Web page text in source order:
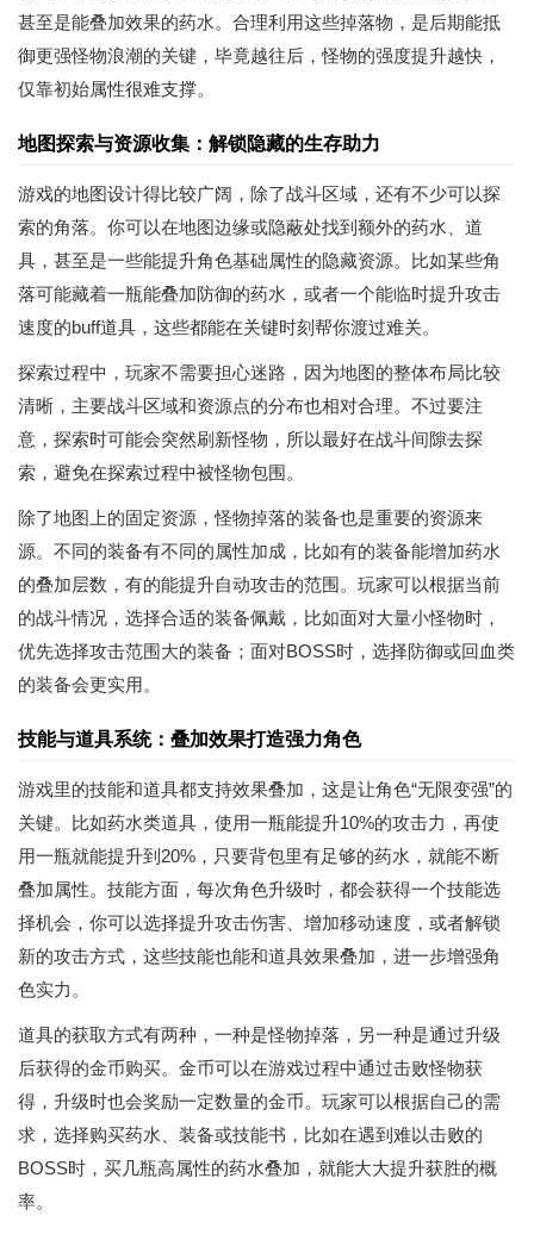
甚至是能叠加效果的药水。合理利用这些掉落物，是后期能抵
御更强怪物浪潮的关键，毕竟越往后，怪物的强度提升越快，
仅靠初始属性很难支撑。
地图探索与资源收集：解锁隐藏的生存助力
游戏的地图设计得比较广阔，除了战斗区域，还有不少可以探
索的角落。你可以在地图边缘或隐蔽处找到额外的药水、道
具，甚至是一些能提升角色基础属性的隐藏资源。比如某些角
落可能藏着一瓶能叠加防御的药水，或者一个能临时提升攻击
速度的buff道具，这些都能在关键时刻帮你渡过难关。
探索过程中，玩家不需要担心迷路，因为地图的整体布局比较
清晰，主要战斗区域和资源点的分布也相对合理。不过要注
意，探索时可能会突然刷新怪物，所以最好在战斗间隙去探
索，避免在探索过程中被怪物包围。
除了地图上的固定资源，怪物掉落的装备也是重要的资源来
源。不同的装备有不同的属性加成，比如有的装备能增加药水
的叠加层数，有的能提升自动攻击的范围。玩家可以根据当前
的战斗情况，选择合适的装备佩戴，比如面对大量小怪物时，
优先选择攻击范围大的装备；面对BOSS时，选择防御或回血类
的装备会更实用。
技能与道具系统：叠加效果打造强力角色
游戏里的技能和道具都支持效果叠加，这是让角色“无限变强”的
关键。比如药水类道具，使用一瓶能提升10%的攻击力，再使
用一瓶就能提升到20%，只要背包里有足够的药水，就能不断
叠加属性。技能方面，每次角色升级时，都会获得一个技能选
择机会，你可以选择提升攻击伤害、增加移动速度，或者解锁
新的攻击方式，这些技能也能和道具效果叠加，进一步增强角
色实力。
道具的获取方式有两种，一种是怪物掉落，另一种是通过升级
后获得的金币购买。金币可以在游戏过程中通过击败怪物获
得，升级时也会奖励一定数量的金币。玩家可以根据自己的需
求，选择购买药水、装备或技能书，比如在遇到难以击败的
BOSS时，买几瓶高属性的药水叠加，就能大大提升获胜的概
率。